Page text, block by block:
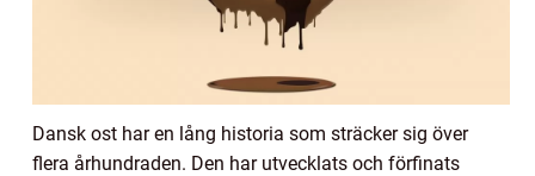
Dansk ost har en lång historia som sträcker sig över
flera århundraden. Den har utvecklats och förfinats